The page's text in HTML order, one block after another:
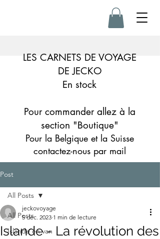
LES CARNETS DE VOYAGE
DE JECKO
En stock
Pour commander allez à la
section "Boutique"
Pour la Belgique et la Suisse
contactez-nous par mail
Post
All Posts
Islande en van
All Posts
Islande - La révolution des
jeckovoyage
5 déc. 2023 1 min de lecture